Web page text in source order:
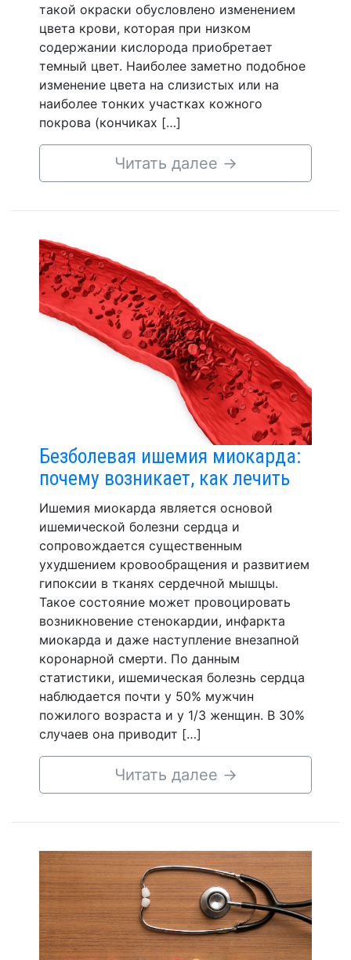
такой окраски обусловлено изменением
цвета крови, которая при низком
содержании кислорода приобретает
темный цвет. Наиболее заметно подобное
изменение цвета на слизистых или на
наиболее тонких участках кожного
покрова (кончиках […]
Читать далее →
Безболевая ишемия миокарда:
почему возникает, как лечить
Ишемия миокарда является основой
ишемической болезни сердца и
сопровождается существенным
ухудшением кровообращения и развитием
гипоксии в тканях сердечной мышцы.
Такое состояние может провоцировать
возникновение стенокардии, инфаркта
миокарда и даже наступление внезапной
коронарной смерти. По данным
статистики, ишемическая болезнь сердца
наблюдается почти у 50% мужчин
пожилого возраста и у 1/3 женщин. В 30%
случаев она приводит […]
Читать далее →